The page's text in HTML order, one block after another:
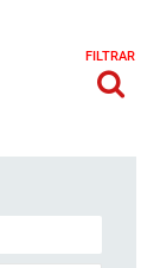
FILTRAR